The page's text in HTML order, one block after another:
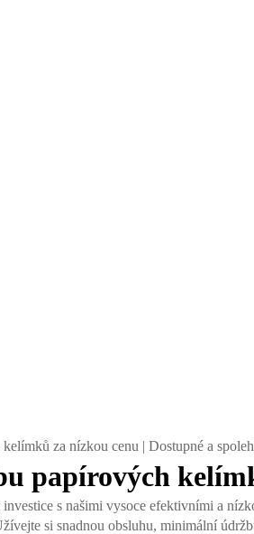
papírových
s našimi vysoce efektivními a
si snadnou obsluhu, minimální